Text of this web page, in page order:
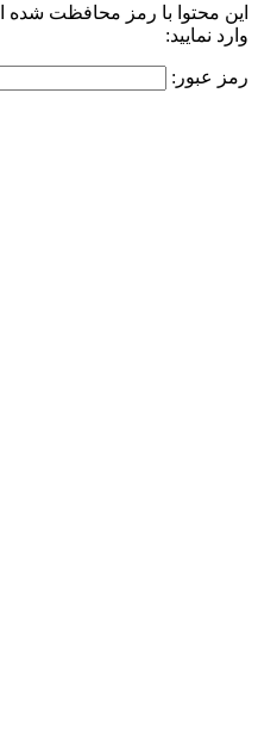
این محتوا با رمز محافظت شده
وارد نمایید:
رمز عبور: